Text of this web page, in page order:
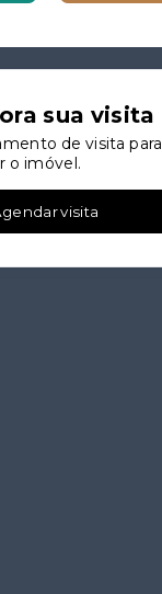
sua visita
de visita para
o imóvel.
visita